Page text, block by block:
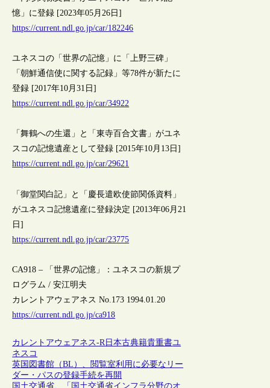
憶」に登録 [2023年05月26日]
https://current.ndl.go.jp/car/182246
ユネスコの「世界の記憶」に「上野三碑」
「朝鮮通信使に関する記録」等78件が新たに
登録 [2017年10月31日]
https://current.ndl.go.jp/car/34922
「舞鶴への生還」と「東寺百合文書」がユネ
スコの記憶遺産として登録 [2015年10月13日]
https://current.ndl.go.jp/car/29621
「御堂関白記」と「慶長遣欧使節関係資料」
がユネスコ記憶遺産に登録決定 [2013年06月21
日]
https://current.ndl.go.jp/car/23775
CA918 – 「世界の記憶」：ユネスコの新規プ
ログラム / 安江明夫
カレントアウェアネス No.173 1994.01.20
https://current.ndl.go.jp/ca918
カレントアウェアネス-R 日本古典籍貴重書ユ
ネスコ
英国図書館（BL）、閲覧室利用に必要なリー
ダー・パスの登録手続を再開
国土交通省、「国土交通省インフラ分野のオ